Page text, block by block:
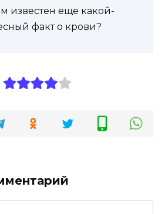
известен еще какой-
факт о крови?